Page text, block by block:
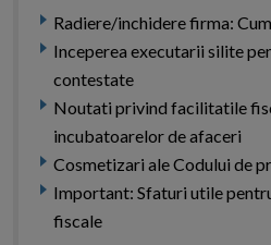
Radiere/inchidere firma:
Inceperea executarii silite
contestate
Noutati privind facilitatile
incubatoarelor de afaceri
Cosmetizari ale Codului de
Important: Sfaturi utile
fiscale